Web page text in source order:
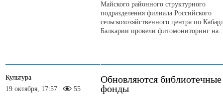
Майского районного структурного
подразделения филиала Российского
сельскохозяйственного центра по
Балкарии провели фитомониторинг
Культура
19 октября, 17:57 |
55
Обновляются библиотечные
фонды